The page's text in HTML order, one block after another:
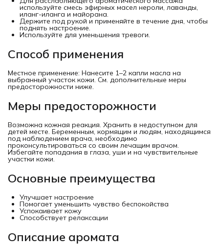
используйте смесь эфирных масел нероли, лаванды,
иланг-иланга и майорана.
Держите под рукой и применяйте в течение дня, чтобы
поднять настроение.
Используйте для уменьшения тревоги.
Способ применения
Местное применение: Нанесите 1–2 капли масла на
выбранный участок кожи. См. дополнительные меры
предосторожности ниже.
Меры предосторожности
Возможна кожная реакция. Хранить в недоступном для
детей месте. Беременным, кормящим и людям, находящимся
под наблюдением врача, необходимо
проконсультироваться со своим лечащим врачом.
Избегайте попадания в глаза, уши и на чувствительные
участки кожи.
Основные преимущества
Улучшает настроение
Помогает уменьшить чувство беспокойства
Успокаивает кожу
Способствует релаксации
Описание аромата